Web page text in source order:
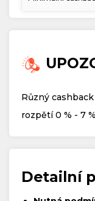
Různý
rozpětí 0 % - 7
Detailní